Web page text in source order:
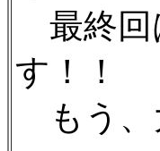
最終回
す！！
もう、